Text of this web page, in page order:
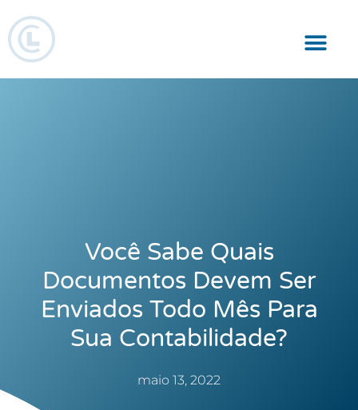
Você Sabe Quais
Documentos Devem Ser
Enviados Todo Mês Para
Sua Contabilidade?
maio 13, 2022